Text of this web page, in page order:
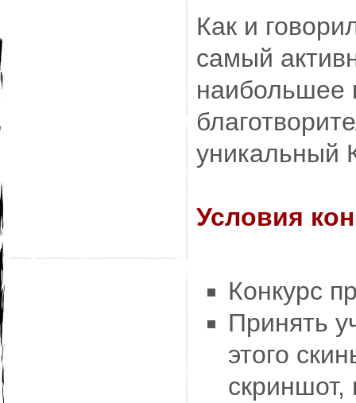
Как и
самый
наибольшее
уникальный
Условия
Конкурс
Принять
этого
скриншот,